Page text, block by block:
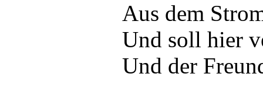
Aus dem
Und soll hier
Und der